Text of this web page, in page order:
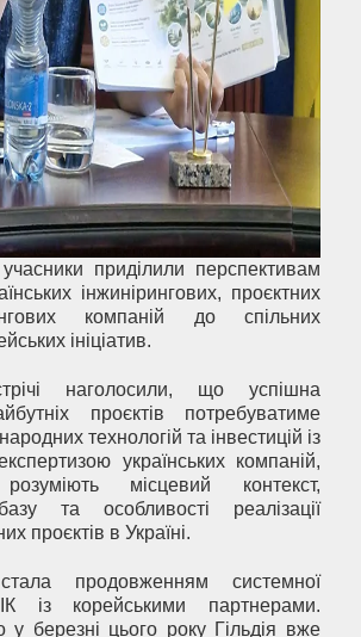
приділили перспективам
інжинірингових, проєктних
компаній до спільних
ініціатив.
наголосили, що успішна
проєктів потребуватиме
технологій та інвестицій із
українських компаній,
місцевий контекст,
та особливості реалізації
проєктів в Україні.
продовженням системної
із корейськими партнерами.
березні цього року Гільдія вже